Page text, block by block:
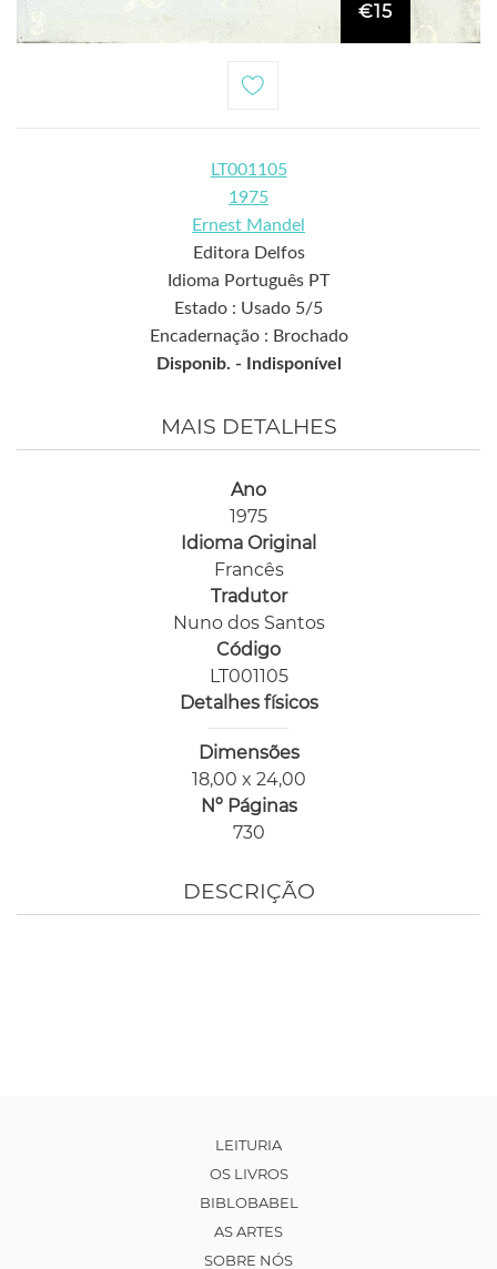
€15
LT001105
1975
Ernest Mandel
Editora Delfos
Idioma Português PT
Estado : Usado 5/5
Encadernação : Brochado
Disponib. -
Indisponível
MAIS DETALHES
Ano
1975
Idioma Original
Francês
Tradutor
Nuno dos Santos
Código
LT001105
Detalhes físicos
Dimensões
18,00 x 24,00
Nº Páginas
730
DESCRIÇÃO
LEITURIA
OS LIVROS
BIBLOBABEL
AS ARTES
SOBRE NÓS